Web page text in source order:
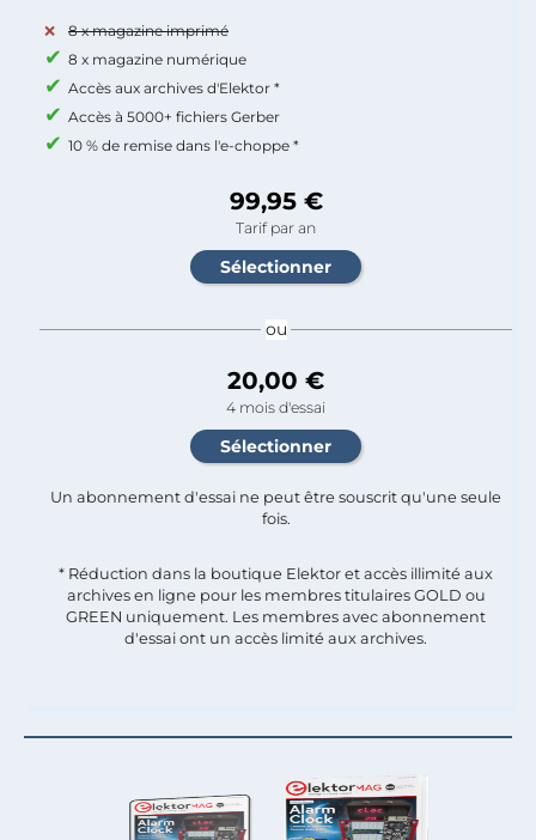
8 x magazine imprimé
8 x magazine numérique
Accès aux archives d'Elektor *
Accès à 5000+ fichiers Gerber
10 % de remise dans l'e-choppe *
99,95 €
Tarif par an
ou
20,00 €
4 mois d'essai
Un abonnement d'essai ne peut être souscrit qu'une seule
fois.​
* Réduction dans la boutique Elektor et accès illimité aux
archives en ligne pour les membres titulaires GOLD ou
GREEN uniquement. Les membres avec abonnement
d'essai ont un accès limité aux archives.